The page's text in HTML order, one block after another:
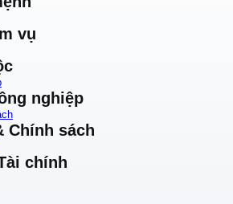
vụ
nghiệp
Chính sách
chính